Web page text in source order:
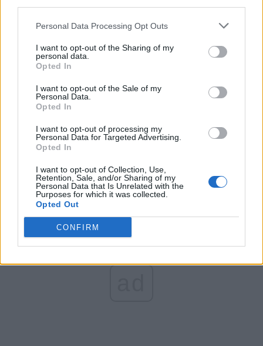
Personal Data Processing Opt Outs
I want to opt-out of the Sharing of my
personal data.
Opted In
I want to opt-out of the Sale of my
Personal Data.
Opted In
I want to opt-out of processing my
Personal Data for Targeted Advertising.
Opted In
I want to opt-out of Collection, Use,
Retention, Sale, and/or Sharing of my
Personal Data that Is Unrelated with the
Purposes for which it was collected.
Opted Out
CONFIRM
PNCR (Terheș)
Partidul Patrioților (Surugiu)
FAR (Coarnă)
România pe Primul Loc (Ponta)
Arată rezultatele
Arhiva sondajelor